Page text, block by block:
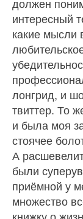
интересный
какие мысли
лонгрид, и
твиттер. То
и была моя
стоячее
А
были
приёмной у
множество